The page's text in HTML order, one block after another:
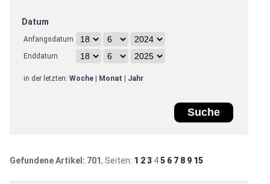
Datum
Anfangsdatum
Enddatum
in der letzten: Woche| Monat Jahr
Gefundene Artikel: 701, Seiten: 1 2 3 4 5 6 7 8 9 15